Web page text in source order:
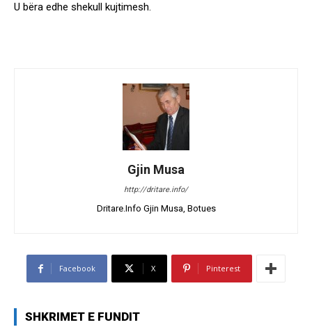
U bëra edhe shekull kujtimesh.
Gjin Musa
http://dritare.info/
Dritare.Info Gjin Musa, Botues
Facebook X Pinterest
SHKRIMET E FUNDIT